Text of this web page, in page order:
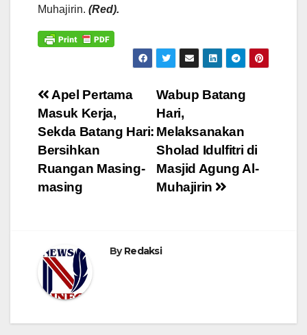
Muhajirin. (Red).
Navigasi
pos
Wabup Batang
Hari,
Melaksanakan
Sholad Idulfitri di
Masjid Agung Al-
Muhajirin
Apel Pertama
Masuk Kerja,
Sekda Batang Hari:
Bersihkan
Ruangan Masing-
masing
ByRedaksi